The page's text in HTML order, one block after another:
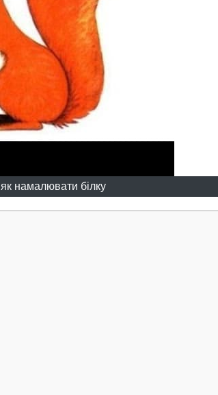
як намалювати білку